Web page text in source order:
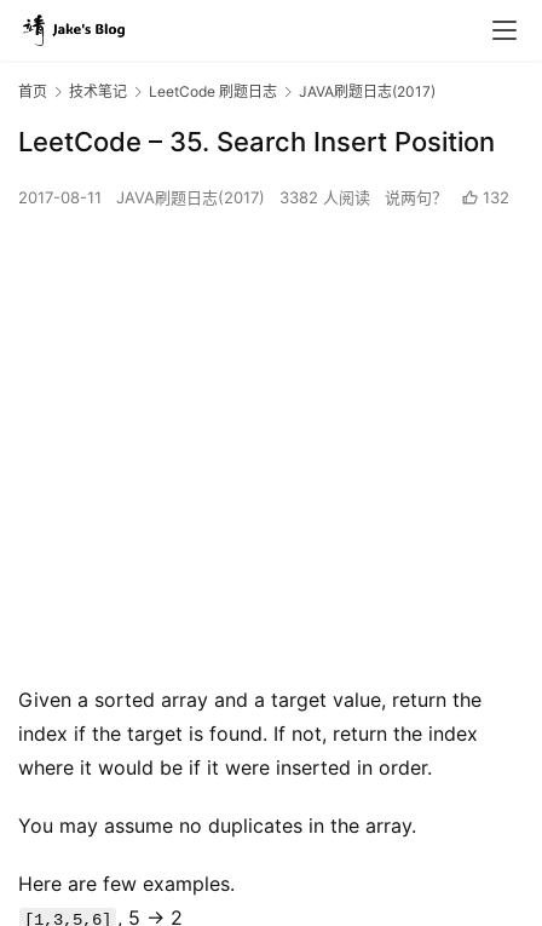
首页 技术笔记 LeetCode 刷题日志 JAVA刷题日志(2017)
LeetCode – 35. Search Insert Position
2017-08-11 JAVA刷题日志(2017) 3382 人阅读 说两句？ 132
Given a sorted array and a target value, return the
index if the target is found. If not, return the index
where it would be if it were inserted in order.
You may assume no duplicates in the array.
Here are few examples.
[1,3,5,6] , 5 → 2